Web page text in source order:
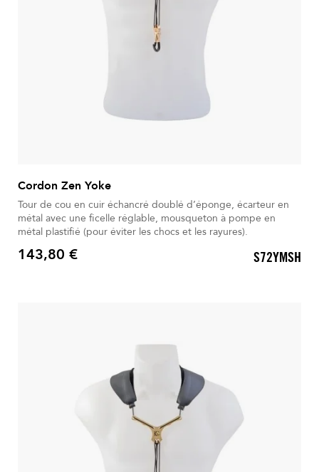
Cordon Zen Yoke
Tour de cou en cuir échancré doublé d’éponge, écarteur en
métal avec une ficelle réglable, mousqueton à pompe en
métal plastifié (pour éviter les chocs et les rayures).
Prix
143,80 € S72YMSH